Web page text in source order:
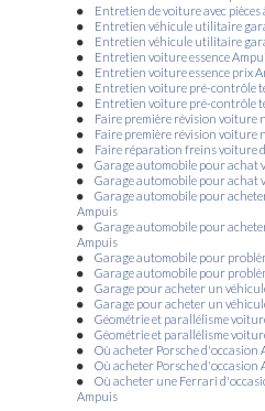
Bonneton service de dépannage dans
ses alentours|Vente de véhicules
un garage automobile à Saint-Clair-
de téléphone du Groupe Bonneton
région | Citroën, Peugeot, Renault
Auberives-sur-Varèze |Opel Corsa 5
Saint-Clair-du-Rhône et ses alentours
département de l'Isère|Garage
véhicule Citroën C3 d'occasion à
votre véhicule garage automobile
Rhône, Saint-Maurice-l'Exil,
électriques professionnels des
la région Auvergne Rhône Alpes|
climatisation jusqu'au 31 août 2021
Clair-du-Rhône et ses alentours |
du-Rhône vous présente ses réalisations
100% électrique des marques
Auvergne Rhône Alpes|Voiture
garage automobile en Isère| Garage
Varambon 38370 Saint-Clair-du-
occasion Lamborghini Huracan
Vente de véhicule neuf Citroën C3
Groupe Bonneton à Saint-Clair-du-
automobile Citroën, Peugeot, Renault
véhicules utilitaires 100% électrique
Renault en Isère
Entretien de voiture avec
Entretien véhicule utilitaire
Entretien véhicule utilitaire
Entretien voiture essence
Entretien voiture essence prix
Entretien voiture pré-contrôle
Entretien voiture pré-contrôle
Faire première révision voiture
Faire première révision voiture
Faire réparation freins voiture
Garage automobile pour achat
Garage automobile pour achat
Garage automobile pour
Ampuis
Garage automobile pour
Ampuis
Garage automobile pour
Garage automobile pour
Garage pour acheter un
Garage pour acheter un
Géométrie et parallélisme
Géométrie et parallélisme
Où acheter Porsche d'occasion
Où acheter Porsche d'occasion
Où acheter une Ferrari
Ampuis